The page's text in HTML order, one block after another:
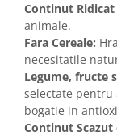
Continut Ridicat
animale.
Fara Cereale:
necesitatile
Legume, fructe
selectate pentru
bogatie in
Continut